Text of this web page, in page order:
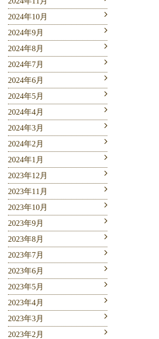
2024年10月
2024年9月
2024年8月
2024年7月
2024年6月
2024年5月
2024年4月
2024年3月
2024年2月
2024年1月
2023年12月
2023年11月
2023年10月
2023年9月
2023年8月
2023年7月
2023年6月
2023年5月
2023年4月
2023年3月
2023年2月